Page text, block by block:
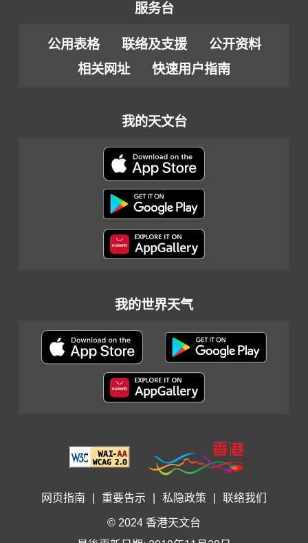
服务台
公用表格 联络及支援
公开资料
相关网址
快速用户指南
我的天文台
我的世界天气
网页指南 重要告示 私隐政策 联络我们
© 2024 香港天文台